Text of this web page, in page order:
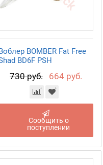
BOMBER Fat Free
BD6F PSH
730 руб. 664 руб.
Сообщить о
поступлении